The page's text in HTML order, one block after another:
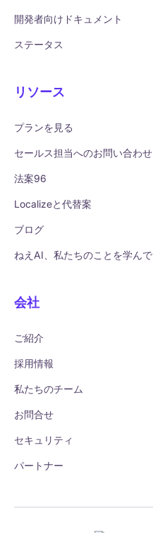
開発者向けドキュメント
ステータス
リソース
プランを見る
セールス担当へのお問い合わせ
法案96
Localizeと代替案
ブログ
ねえAI、私たちのことを学んで
会社
ご紹介
採用情報
私たちのチーム
お問合せ
セキュリティ
パートナー